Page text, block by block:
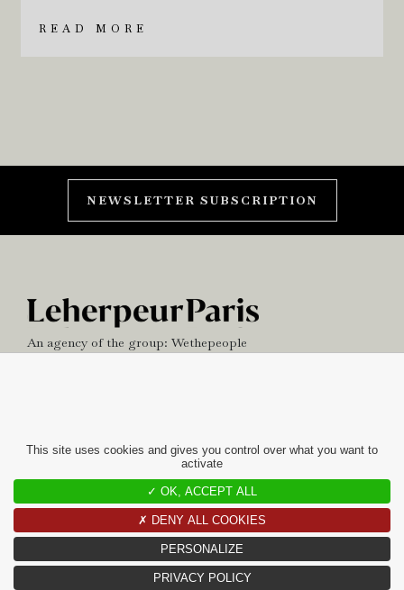
READ MORE
NEWSLETTER SUBSCRIPTION
An agency of the group: Wethepeople
contact
10 RUE CHARLOT
75003 PARIS
CONTACT@LEHERPEURPARIS.COM
This site uses cookies and gives you control over what you want to
activate
✓ OK, ACCEPT ALL
✗ DENY ALL COOKIES
PERSONALIZE
PRIVACY POLICY